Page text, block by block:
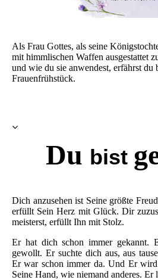
Als Frau Gottes, als seine
mit himmlischen Waffen ausgestattet
und wie du sie anwendest, erfährst du
Frauenfrühstück.
Du bist
Dich anzusehen ist Seine größte
erfüllt Sein Herz mit Glück. Dir
meisterst, erfüllt Ihn mit Stolz.
Er hat dich schon immer gekannt.
gewollt. Er suchte dich aus, aus
Er war schon immer da. Und Er
Seine Hand, wie niemand anderes.